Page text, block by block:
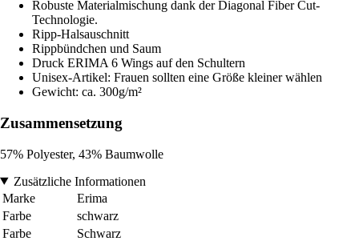
Robuste Materialmischung dank der Diagonal Fiber Cut-
Technologie.
Ripp-Halsauschnitt
Rippbündchen und Saum
Druck ERIMA 6 Wings auf den Schultern
Unisex-Artikel: Frauen sollten eine Größe kleiner wählen
Gewicht: ca. 300g/m²
Zusammensetzung
57% Polyester, 43% Baumwolle
Zusätzliche Informationen
Marke
Erima
Farbe
schwarz
Farbe
Schwarz